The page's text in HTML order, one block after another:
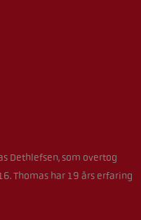
Dethlefsen, som overtog
Thomas har 19 års erfaring